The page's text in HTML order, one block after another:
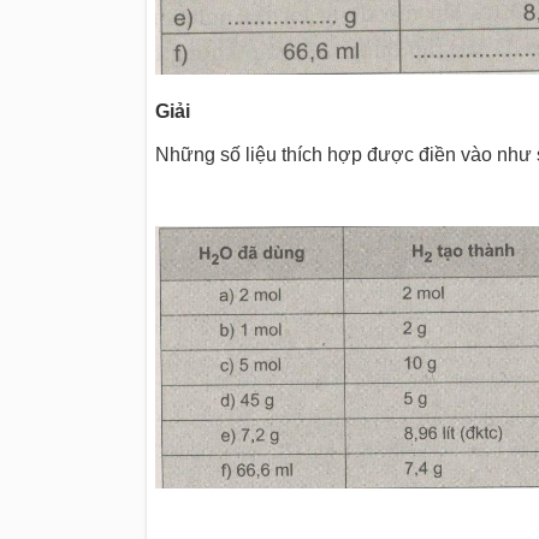
Giải
Những số liệu thích hợp được điền vào như